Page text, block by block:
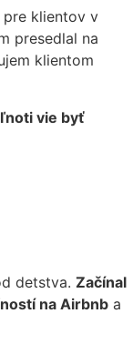
pre klientov v
presedlal na
klientom
vie byť
detstva. Začínal
na Airbnb a